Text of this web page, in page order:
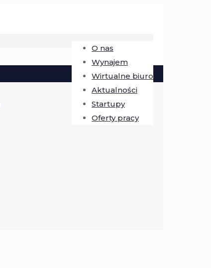
O nas
Wynajem
Wirtualne biuro
Aktualności
Startupy
Oferty pracy